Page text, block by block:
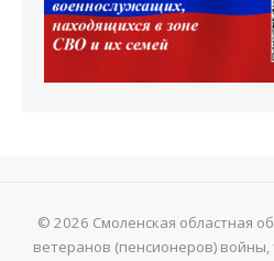
© 2026 Смоленская областная
ветеранов (пенсионеров)